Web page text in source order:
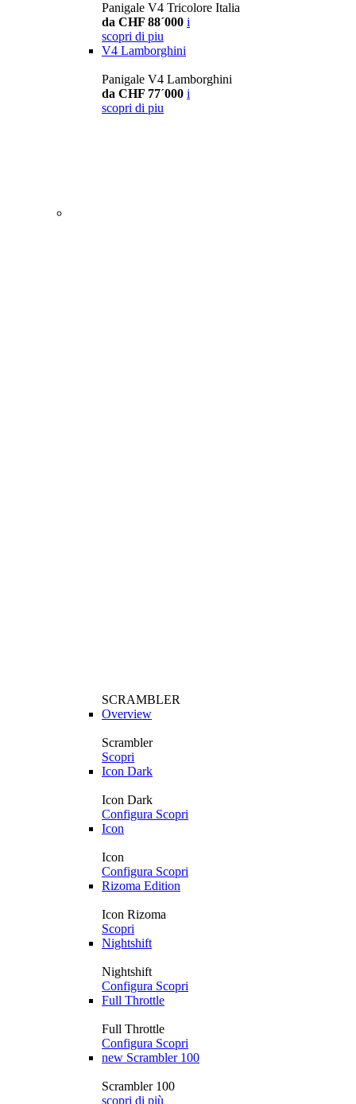
Panigale V4 Tricolore Italia
da CHF 88´000 i
scopri di piu
V4 Lamborghini
Panigale V4 Lamborghini
da CHF 77´000 i
scopri di piu
SCRAMBLER
Overview
Scrambler
Scopri
Icon Dark
Icon Dark
Configura Scopri
Icon
Icon
Configura Scopri
Rizoma Edition
Icon Rizoma
Scopri
Nightshift
Nightshift
Configura Scopri
Full Throttle
Full Throttle
Configura Scopri
new Scrambler 100
Scrambler 100
scopri di più